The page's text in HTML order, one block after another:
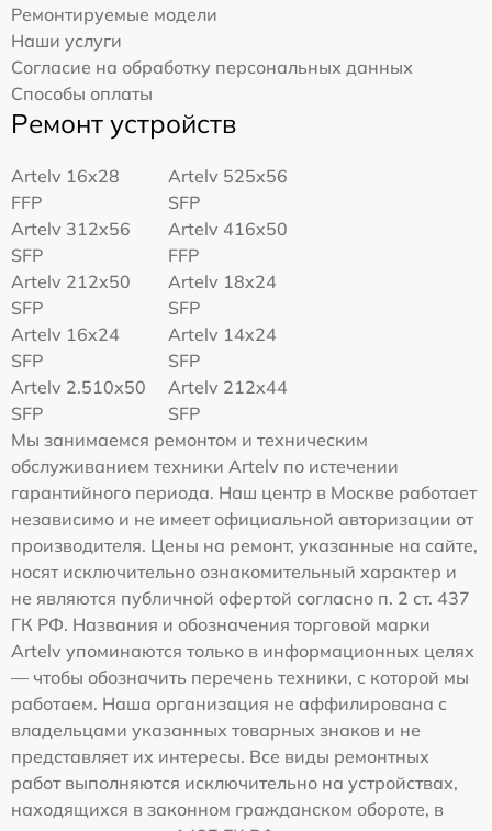
Ремонтируемые модели
Наши услуги
Согласие на обработку персональных данных
Способы оплаты
Ремонт устройств
Artelv 16x28
FFP
Artelv 525x56
SFP
Artelv 312x56
SFP
Artelv 416x50
FFP
Artelv 212x50
SFP
Artelv 18x24
SFP
Artelv 16x24
SFP
Artelv 14x24
SFP
Artelv 2.510x50
SFP
Artelv 212x44
SFP
Мы занимаемся ремонтом и техническим
обслуживанием техники Artelv по истечении
гарантийного периода. Наш центр в Москве работает
независимо и не имеет официальной авторизации от
производителя. Цены на ремонт, указанные на сайте,
носят исключительно ознакомительный характер и
не являются публичной офертой согласно п. 2 ст. 437
ГК РФ. Названия и обозначения торговой марки
Artelv упоминаются только в информационных целях
— чтобы обозначить перечень техники, с которой мы
работаем. Наша организация не аффилирована с
владельцами указанных товарных знаков и не
представляет их интересы. Все виды ремонтных
работ выполняются исключительно на устройствах,
находящихся в законном гражданском обороте, в